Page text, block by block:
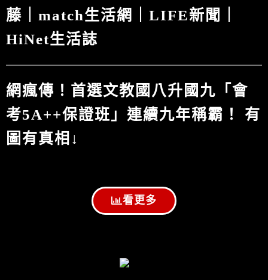
藤｜match生活網｜LIFE新聞｜
HiNet生活誌
網瘋傳！首選文教國八升國九「會
考5A++保證班」連續九年稱霸！ 有
圖有真相↓
看更多